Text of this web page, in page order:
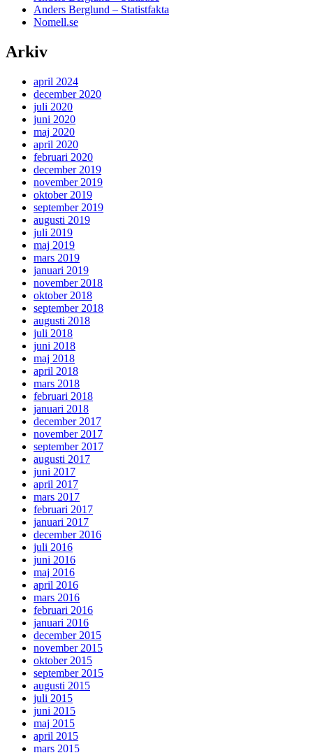
Anders Berglund – Statistfakta
Nomell.se
Arkiv
april 2024
december 2020
juli 2020
juni 2020
maj 2020
april 2020
februari 2020
december 2019
november 2019
oktober 2019
september 2019
augusti 2019
juli 2019
maj 2019
mars 2019
januari 2019
november 2018
oktober 2018
september 2018
augusti 2018
juli 2018
juni 2018
maj 2018
april 2018
mars 2018
februari 2018
januari 2018
december 2017
november 2017
september 2017
augusti 2017
juni 2017
april 2017
mars 2017
februari 2017
januari 2017
december 2016
juli 2016
juni 2016
maj 2016
april 2016
mars 2016
februari 2016
januari 2016
december 2015
november 2015
oktober 2015
september 2015
augusti 2015
juli 2015
juni 2015
maj 2015
april 2015
mars 2015